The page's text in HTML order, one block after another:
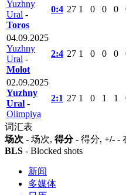
Yuzhny
Ural -
Toros
0:4 27 1 0 0 0
04.09.2025
Yuzhny
Ural -
Molot
2:4 27 1 0 0 0
02.09.2025
Yuzhny
Ural -
Olimpiya
2:1 27 1 0 1 1
词汇表
场次 - 场次, 得分- 得分, +/- -
BLS - Blocked shots
新闻
多媒体